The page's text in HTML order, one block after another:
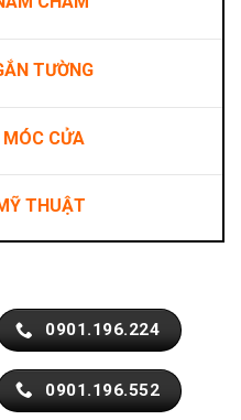
TƯỜNG
CỬA
THUẬT
0901.196.224
0901.196.552